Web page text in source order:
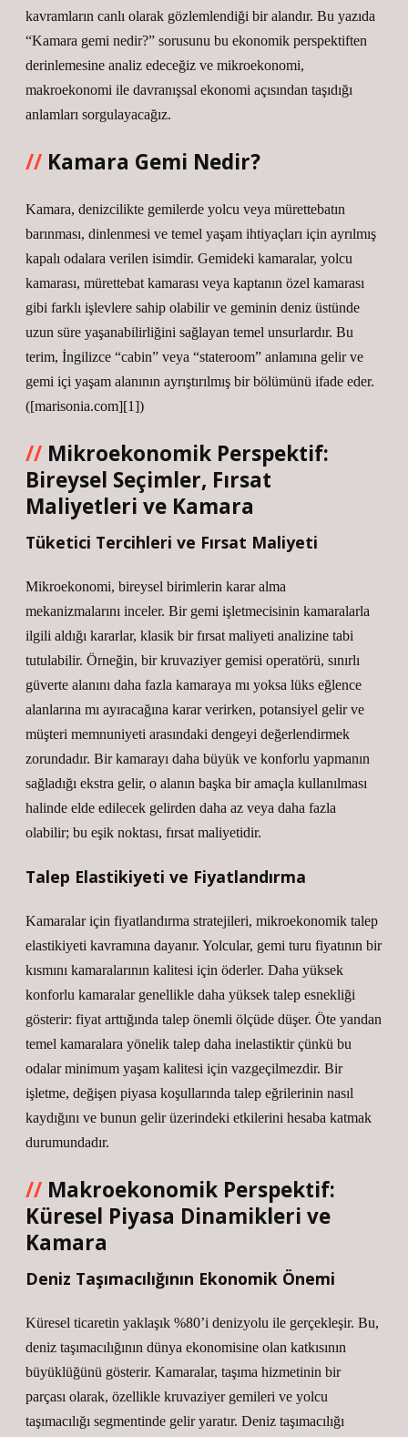
kavramların canlı olarak gözlemlendiği bir alandır. Bu yazıda
“Kamara gemi nedir?” sorusunu bu ekonomik perspektiften
derinlemesine analiz edeceğiz ve mikroekonomi,
makroekonomi ile davranışsal ekonomi açısından taşıdığı
anlamları sorgulayacağız.
Kamara Gemi Nedir?
Kamara, denizcilikte gemilerde yolcu veya mürettebatın
barınması, dinlenmesi ve temel yaşam ihtiyaçları için ayrılmış
kapalı odalara verilen isimdir. Gemideki kamaralar, yolcu
kamarası, mürettebat kamarası veya kaptanın özel kamarası
gibi farklı işlevlere sahip olabilir ve geminin deniz üstünde
uzun süre yaşanabilirliğini sağlayan temel unsurlardır. Bu
terim, İngilizce “cabin” veya “stateroom” anlamına gelir ve
gemi içi yaşam alanının ayrıştırılmış bir bölümünü ifade eder.
([marisonia.com][1])
Mikroekonomik Perspektif:
Bireysel Seçimler, Fırsat
Maliyetleri ve Kamara
Tüketici Tercihleri ve Fırsat Maliyeti
Mikroekonomi, bireysel birimlerin karar alma
mekanizmalarını inceler. Bir gemi işletmecisinin kamaralarla
ilgili aldığı kararlar, klasik bir fırsat maliyeti analizine tabi
tutulabilir. Örneğin, bir kruvaziyer gemisi operatörü, sınırlı
güverte alanını daha fazla kamaraya mı yoksa lüks eğlence
alanlarına mı ayıracağına karar verirken, potansiyel gelir ve
müşteri memnuniyeti arasındaki dengeyi değerlendirmek
zorundadır. Bir kamarayı daha büyük ve konforlu yapmanın
sağladığı ekstra gelir, o alanın başka bir amaçla kullanılması
halinde elde edilecek gelirden daha az veya daha fazla
olabilir; bu eşik noktası, fırsat maliyetidir.
Talep Elastikiyeti ve Fiyatlandırma
Kamaralar için fiyatlandırma stratejileri, mikroekonomik talep
elastikiyeti kavramına dayanır. Yolcular, gemi turu fiyatının bir
kısmını kamaralarının kalitesi için öderler. Daha yüksek
konforlu kamaralar genellikle daha yüksek talep esnekliği
gösterir: fiyat arttığında talep önemli ölçüde düşer. Öte yandan
temel kamaralara yönelik talep daha inelastiktir çünkü bu
odalar minimum yaşam kalitesi için vazgeçilmezdir. Bir
işletme, değişen piyasa koşullarında talep eğrilerinin nasıl
kaydığını ve bunun gelir üzerindeki etkilerini hesaba katmak
durumundadır.
Makroekonomik Perspektif:
Küresel Piyasa Dinamikleri ve
Kamara
Deniz Taşımacılığının Ekonomik Önemi
Küresel ticaretin yaklaşık %80’i denizyolu ile gerçekleşir. Bu,
deniz taşımacılığının dünya ekonomisine olan katkısının
büyüklüğünü gösterir. Kamaralar, taşıma hizmetinin bir
parçası olarak, özellikle kruvaziyer gemileri ve yolcu
taşımacılığı segmentinde gelir yaratır. Deniz taşımacılığı